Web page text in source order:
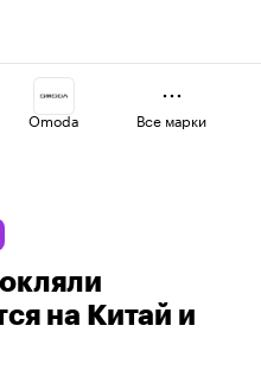
Omoda
Changan
Все марки
на Китай и